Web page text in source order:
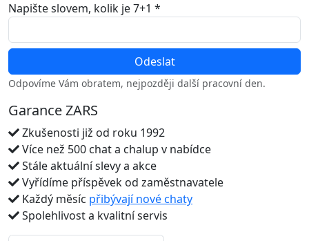
Napište slovem, kolik je 7+1 *
Odpovíme Vám obratem, nejpozději další pracovní den.
Garance ZARS
Zkušenosti již od roku 1992
Více než 500 chat a chalup v nabídce
Stále aktuální slevy a akce
Vyřídíme příspěvek od zaměstnavatele
Každý měsíc přibývají nové chaty
Spolehlivost a kvalitní servis